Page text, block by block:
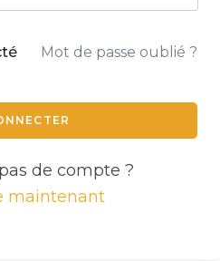
Mot de passe oublié ?
de compte ?
maintenant